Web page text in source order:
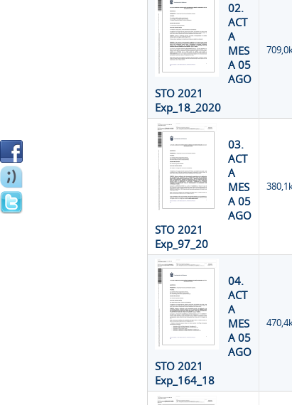
02.
ACT
A
MES
A 05
AGO
STO 2021
Exp_18_2020
03.
ACT
A
MES
A 05
AGO
STO 2021
Exp_97_20
04.
ACT
A
MES
A 05
AGO
STO 2021
Exp_164_18